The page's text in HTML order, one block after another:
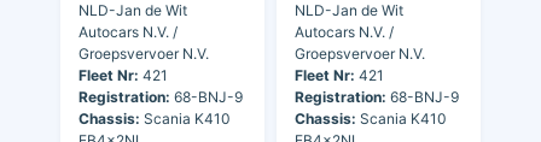
NLD-Jan de Wit
Autocars N.V. /
Groepsvervoer N.V.
Fleet Nr: 421
Registration: 68-BNJ-9
Chassis: Scania K410
NLD-Jan de Wit
Autocars N.V. /
Groepsvervoer N.V.
Fleet Nr: 421
Registration: 68-BNJ-9
Chassis: Scania K410